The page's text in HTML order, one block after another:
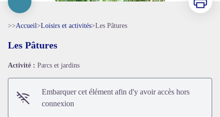
Voir l'image en plein écran
>>Accueil>Loisirs et activités>Les Pâtures
Les Pâtures
Activité : Parcs et jardins
Embarquer cet élément afin d'y avoir accès hors
connexion